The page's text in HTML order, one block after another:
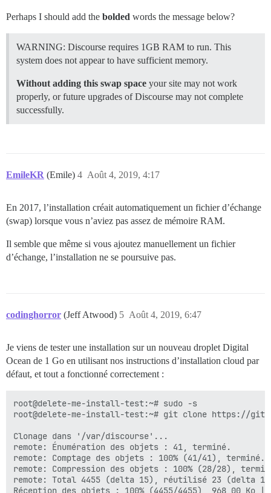
Perhaps I should add the bolded words the message below?
WARNING: Discourse requires 1GB RAM to run. This
system does not appear to have sufficient memory.
Without adding this swap space your site may not work
properly, or future upgrades of Discourse may not complete
successfully.
EmileKR (Emile) Août 4, 2019, 4:17
4
En 2017, l’installation créait automatiquement un fichier d’échange
(swap) lorsque vous n’aviez pas assez de mémoire RAM.
Il semble que même si vous ajoutez manuellement un fichier
d’échange, l’installation ne se poursuive pas.
codinghorror (Jeff Atwood) Août 4, 2019, 6:47
5
Je viens de tester une installation sur un nouveau droplet Digital
Ocean de 1 Go en utilisant nos instructions d’installation cloud par
défaut, et tout a fonctionné correctement :
root@delete-me-install-test:~# sudo -s
root@delete-me-install-test:~# git clone https://
Clonage dans '/var/discourse'...
remote: Énumération des objets : 41, terminé.
remote: Comptage des objets : 100% (41/41), terminé.
remote: Compression des objets : 100% (28/28),
remote: Total 4455 (delta 15), réutilisé 23 (delta
Réception des objets : 100% (4455/4455), 968,00 Ko